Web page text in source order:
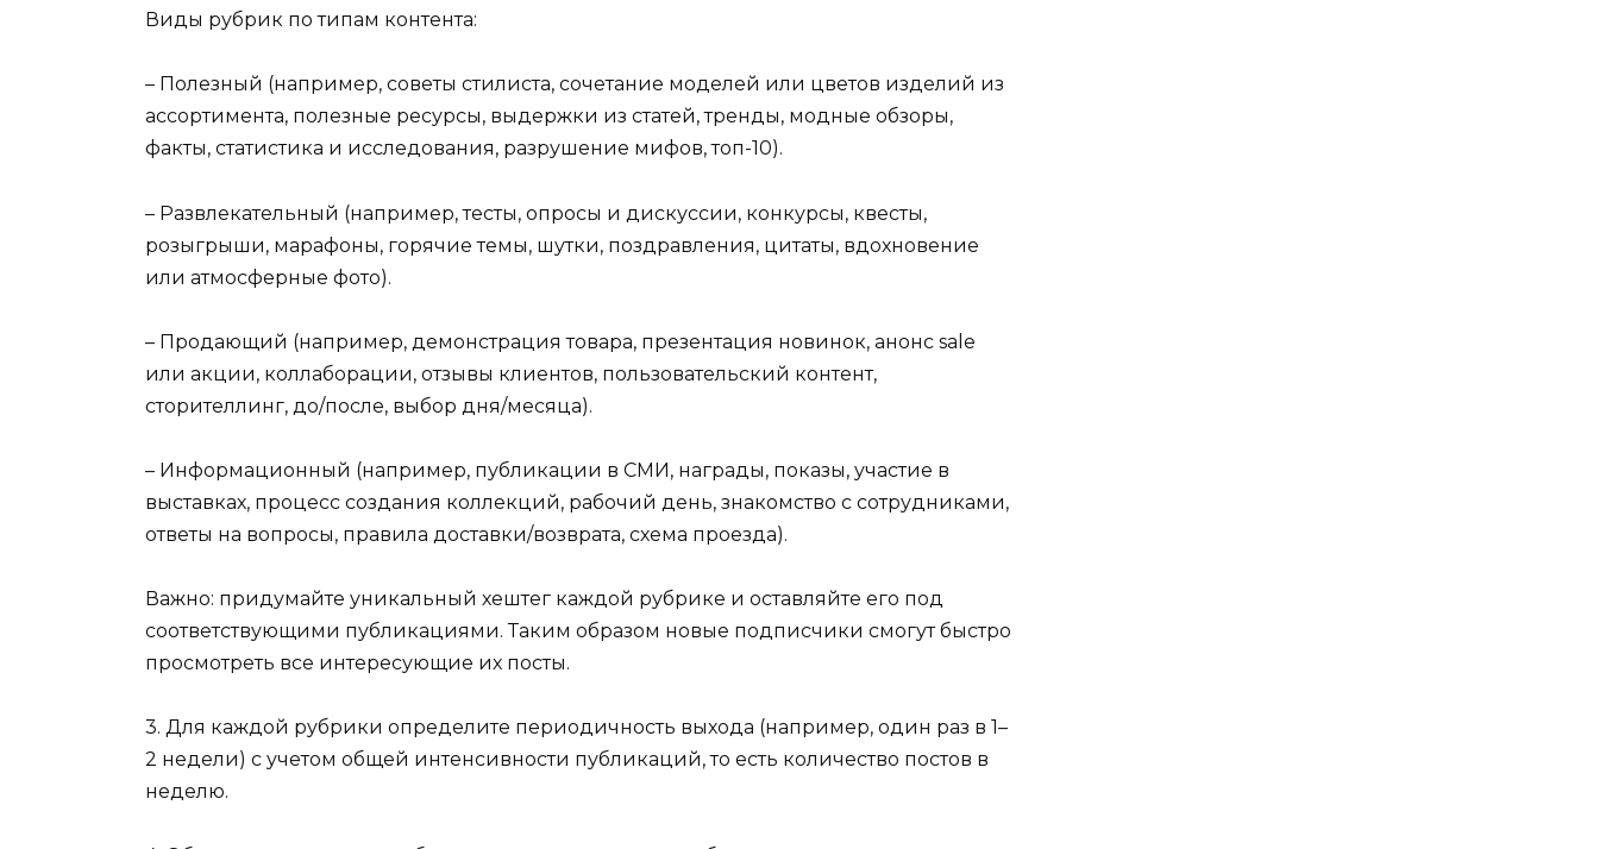
Виды рубрик по типам контента:
– Полезный (например, советы стилиста, сочетание моделей или цветов изделий из
ассортимента, полезные ресурсы, выдержки из статей, тренды, модные обзоры,
факты, статистика и исследования, разрушение мифов, топ-10).
– Развлекательный (например, тесты, опросы и дискуссии, конкурсы, квесты,
розыгрыши, марафоны, горячие темы, шутки, поздравления, цитаты, вдохновение
или атмосферные фото).
– Продающий (например, демонстрация товара, презентация новинок, анонс sale
или акции, коллаборации, отзывы клиентов, пользовательский контент,
сторителлинг, до/после, выбор дня/месяца).
– Информационный (например, публикации в СМИ, награды, показы, участие в
выставках, процесс создания коллекций, рабочий день, знакомство с сотрудниками,
ответы на вопросы, правила доставки/возврата, схема проезда).
Важно: придумайте уникальный хештег каждой рубрике и оставляйте его под
соответствующими публикациями. Таким образом новые подписчики смогут быстро
просмотреть все интересующие их посты.
3. Для каждой рубрики определите периодичность выхода (например, один раз в 1–
2 недели) с учетом общей интенсивности публикаций, то есть количество постов в
неделю.